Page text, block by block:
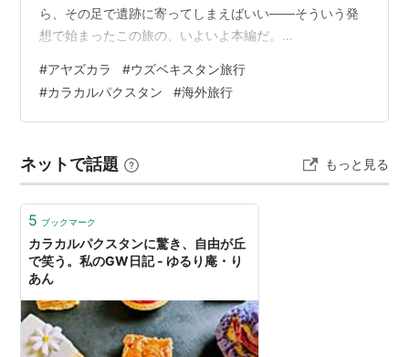
ら、その足で遺跡に寄ってしまえばいい——そういう発
想で始まったこの旅の、いよいよ本編だ。
ラカルパクスタンの砂漠に点在する城塞群の中でも、も
っとも知名度が高く、もっとも訪れやすく、そしてもっ
とも絵になる場所だ。 アヤズカラとは何か アヤズカラ
ダグ山脈の東端に沿って点在する、3つの城塞の総称だ。
それぞれアヤズカラ1、2、3と呼ばれて…
#アヤズカラ #ウズベキスタン旅行
#カラカルパクスタン #海外旅行
ネットで話題 もっと見る
5 ブックマーク
カラカルパクスタンに驚き、自由が丘
で笑う。私のGW日記 - ゆるり庵・り
あん